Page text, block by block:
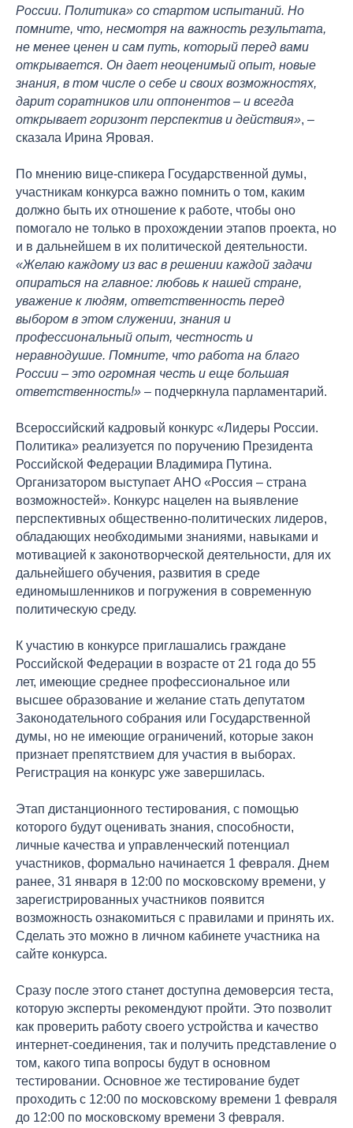
России. Политика» со стартом испытаний. Но
помните, что, несмотря на важность результата,
не менее ценен и сам путь, который перед вами
открывается. Он дает неоценимый опыт, новые
знания, в том числе о себе и своих возможностях,
дарит соратников или оппонентов – и всегда
открывает горизонт перспектив и действия», –
сказала Ирина Яровая.
По мнению вице-спикера Государственной думы,
участникам конкурса важно помнить о том, каким
должно быть их отношение к работе, чтобы оно
помогало не только в прохождении этапов проекта, но
и в дальнейшем в их политической деятельности.
«Желаю каждому из вас в решении каждой задачи
опираться на главное: любовь к нашей стране,
уважение к людям, ответственность перед
выбором в этом служении, знания и
профессиональный опыт, честность и
неравнодушие. Помните, что работа на благо
России – это огромная честь и еще большая
ответственность!» – подчеркнула парламентарий.
Всероссийский кадровый конкурс «Лидеры России.
Политика» реализуется по поручению Президента
Российской Федерации Владимира Путина.
Организатором выступает АНО «Россия – страна
возможностей». Конкурс нацелен на выявление
перспективных общественно-политических лидеров,
обладающих необходимыми знаниями, навыками и
мотивацией к законотворческой деятельности, для их
дальнейшего обучения, развития в среде
единомышленников и погружения в современную
политическую среду.
К участию в конкурсе приглашались граждане
Российской Федерации в возрасте от 21 года до 55
лет, имеющие среднее профессиональное или
высшее образование и желание стать депутатом
Законодательного собрания или Государственной
думы, но не имеющие ограничений, которые закон
признает препятствием для участия в выборах.
Регистрация на конкурс уже завершилась.
Этап дистанционного тестирования, с помощью
которого будут оценивать знания, способности,
личные качества и управленческий потенциал
участников, формально начинается 1 февраля. Днем
ранее, 31 января в 12:00 по московскому времени, у
зарегистрированных участников появится
возможность ознакомиться с правилами и принять их.
Сделать это можно в личном кабинете участника на
сайте конкурса.
Сразу после этого станет доступна демоверсия теста,
которую эксперты рекомендуют пройти. Это позволит
как проверить работу своего устройства и качество
интернет-соединения, так и получить представление о
том, какого типа вопросы будут в основном
тестировании. Основное же тестирование будет
проходить с 12:00 по московскому времени 1 февраля
до 12:00 по московскому времени 3 февраля.